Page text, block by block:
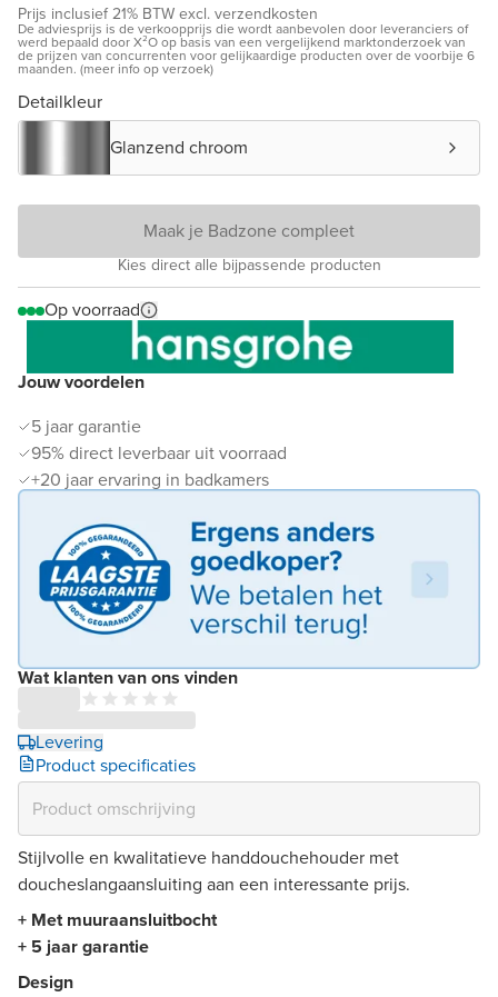
Jouw voordelen
5 jaar garantie
95% direct leverbaar uit voorraad
+20 jaar ervaring in badkamers
Wat klanten van ons vinden
Levering
Product specificaties
Prijs inclusief 21% BTW excl. verzendkosten
De adviesprijs is de verkoopprijs die wordt aanbevolen door leveranciers of
werd bepaald door X²O op basis van een vergelijkend marktonderzoek van
de prijzen van concurrenten voor gelijkaardige producten over de voorbije 6
maanden. (meer info op verzoek)
Detailkleur
Glanzend chroom
Maak je Badzone compleet
Kies direct alle bijpassende producten
Op voorraad
Stijlvolle en kwalitatieve handdouchehouder met
doucheslangaansluiting aan een interessante prijs.
+ Met muuraansluitbocht
+ 5 jaar garantie
Design